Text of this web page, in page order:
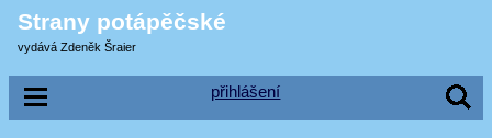
Strany potápěčské
vydává Zdeněk Šraier
přihlášení